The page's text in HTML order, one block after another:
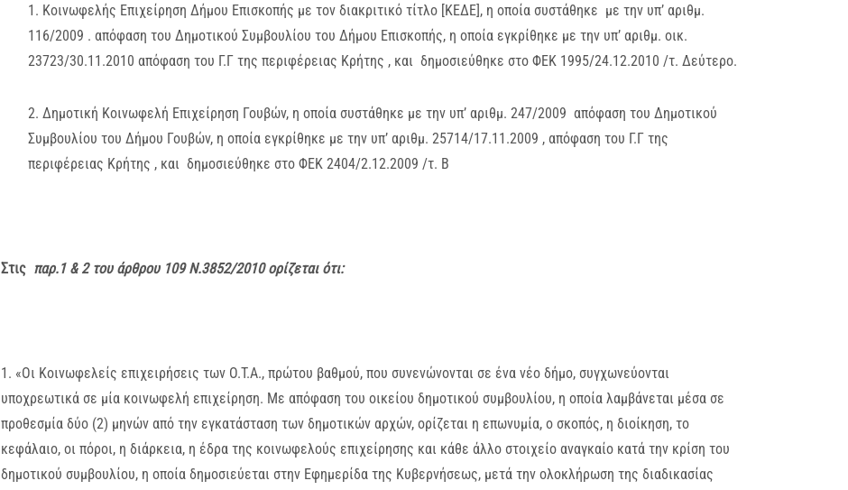
1. Κοινωφελής Επιχείρηση Δήμου Επισκοπής με τον διακριτικό τίτλο [ΚΕΔΕ], η οποία συστάθηκε με την υπ’ αριθμ.
116/2009 . απόφαση του Δημοτικού Συμβουλίου του Δήμου Επισκοπής, η οποία εγκρίθηκε με την υπ’ αριθμ. οικ.
23723/30.11.2010 απόφαση του Γ.Γ της περιφέρειας Κρήτης , και δημοσιεύθηκε στο ΦΕΚ 1995/24.12.2010 /τ. Δεύτερο.
2. Δημοτική Κοινωφελή Επιχείρηση Γουβών, η οποία συστάθηκε με την υπ’ αριθμ. 247/2009 απόφαση του Δημοτικού
Συμβουλίου του Δήμου Γουβών, η οποία εγκρίθηκε με την υπ’ αριθμ. 25714/17.11.2009 , απόφαση του Γ.Γ της
περιφέρειας Κρήτης , και δημοσιεύθηκε στο ΦΕΚ 2404/2.12.2009 /τ. Β
Στις παρ.1 & 2 του άρθρου 109 Ν.3852/2010 ορίζεται ότι:
1. «Οι Κοινωφελείς επιχειρήσεις των Ο.Τ.Α., πρώτου βαθμού, που συνενώνονται σε ένα νέο δήμο, συγχωνεύονται
υποχρεωτικά σε μία κοινωφελή επιχείρηση. Με απόφαση του οικείου δημοτικού συμβουλίου, η οποία λαμβάνεται μέσα σε
προθεσμία δύο (2) μηνών από την εγκατάσταση των δημοτικών αρχών, ορίζεται η επωνυμία, ο σκοπός, η διοίκηση, το
κεφάλαιο, οι πόροι, η διάρκεια, η έδρα της κοινωφελούς επιχείρησης και κάθε άλλο στοιχείο αναγκαίο κατά την κρίση του
δημοτικού συμβουλίου, η οποία δημοσιεύεται στην Εφημερίδα της Κυβερνήσεως, μετά την ολοκλήρωση της διαδικασίας